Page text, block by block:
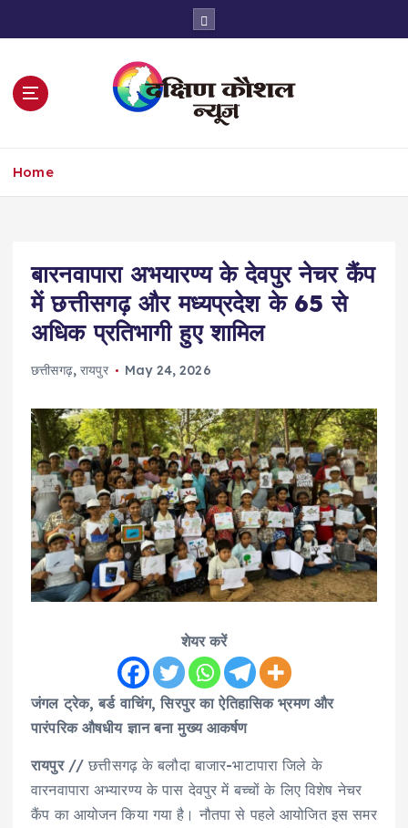
t
Home
बारनवापारा अभयारण्य के देवपुर नेचर कैंप
में छत्तीसगढ़ और मध्यप्रदेश के 65 से
अधिक प्रतिभागी हुए शामिल
छत्तीसगढ़,रायपुर May 24, 2026
शेयर करें
जंगल ट्रेक, बर्ड वाचिंग, सिरपुर का ऐतिहासिक भ्रमण और
पारंपरिक औषधीय ज्ञान बना मुख्य आकर्षण
रायपुर// छत्तीसगढ़ के बलौदा बाजार-भाटापारा जिले के
वारनवापारा अभ्यारण्य के पास देवपुर में बच्चों के लिए विशेष नेचर
कैंप का आयोजन किया गया है। नौतपा से पहले आयोजित इस समर